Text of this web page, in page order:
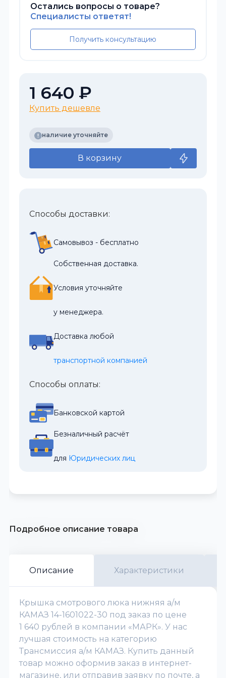
Остались вопросы о товаре?
Специалисты ответят!
Получить консультацию
1 640 ₽
Купить дешевле
наличие уточняйте
В корзину
Способы доставки:
Самовывоз - бесплатно
Собственная доставка.
Условия уточняйте
у менеджера.
Доставка любой
транспортной компанией
Способы оплаты:
Банковской картой
Безналичный расчёт
для Юридических лиц
Подробное описание товара
Описание Характеристики
Крышка смотрового люка нижняя а/м
КАМАЗ 14-1601022-30 под заказ по цене
1 640 рублей в компании «МАРК». У нас
лучшая стоимость на категорию
Трансмиссия а/м КАМАЗ. Купить данный
товар можно оформив заказ в интернет-
магазине, или отправив заявку по почте, а